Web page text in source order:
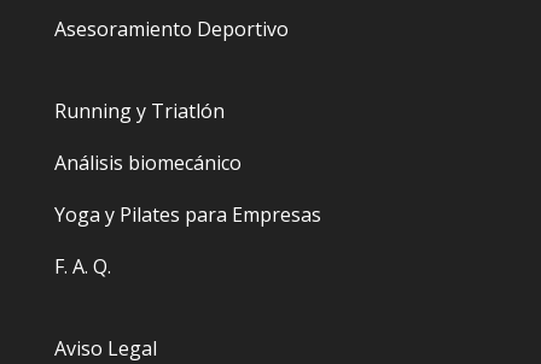
Asesoramiento Deportivo
Running y Triatlón
Análisis biomecánico
Yoga y Pilates para Empresas
F. A. Q.
Aviso Legal